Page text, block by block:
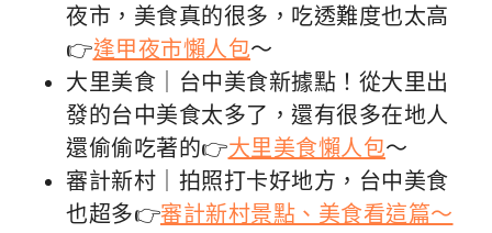
夜市，美食真的很多，吃透難度也太高
👉逢甲夜市懶人包～
大里美食｜台中美食新據點！從大里出
發的台中美食太多了，還有很多在地人
還偷偷吃著的👉大里美食懶人包～
審計新村｜拍照打卡好地方，台中美食
也超多👉審計新村景點、美食看這篇～